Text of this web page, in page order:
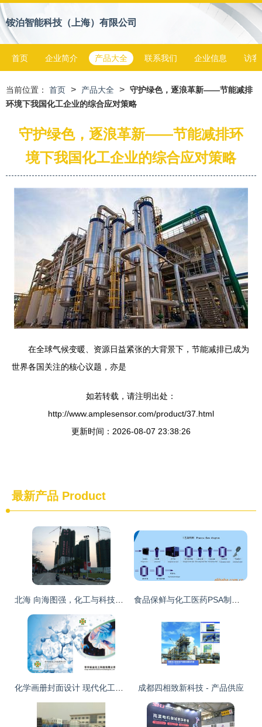
铵泊智能科技（上海）有限公司
首页 企业简介 产品大全 联系我们 企业信息 访客
当前位置： 首页 > 产品大全 > 守护绿色，逐浪革新——节能减排
环境下我国化工企业的综合应对策略
守护绿色，逐浪革新——节能减排环
境下我国化工企业的综合应对策略
在全球气候变暖、资源日益紧张的大背景下，节能减排已成为
世界各国关注的核心议题，亦是
如若转载，请注明出处：
http://www.amplesensor.com/product/37.html
更新时间：2026-08-07 23:38:26
最新产品 Product
成都四相致新科技 - 产品供应